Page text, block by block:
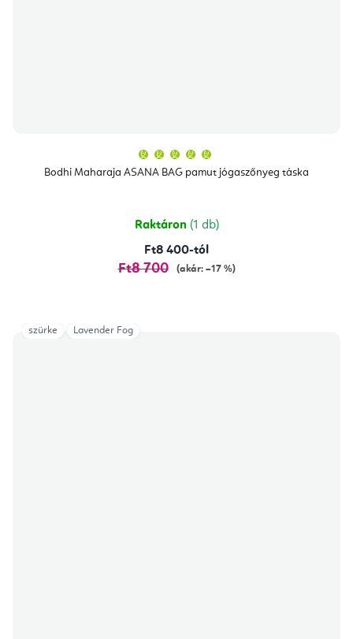
Bodhi Maharaja ASANA BAG pamut jógaszőnyeg táska
átlagos
értékelése
csillag.
Raktáron (1 db)
Ft8 400-tól
Ft8 700 (akár: –17 %)
szürke Lavender Fog